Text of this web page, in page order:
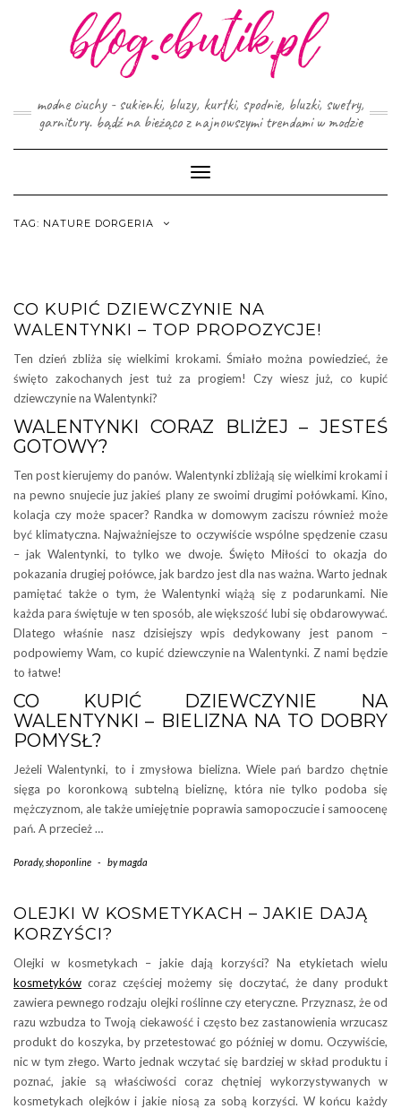
modne ciuchy - sukienki, bluzy, kurtki, spodnie, bluzki, swetry,
garnitury. bądź na bieżąco z najnowszymi trendami w modzie
Toggle
Navigation
TAG: NATURE DORGERIA
CO KUPIĆ DZIEWCZYNIE NA
WALENTYNKI – TOP PROPOZYCJE!
Ten dzień zbliża się wielkimi krokami. Śmiało można powiedzieć, że
święto zakochanych jest tuż za progiem! Czy wiesz już, co kupić
dziewczynie na Walentynki?
WALENTYNKI CORAZ BLIŻEJ – JESTEŚ
GOTOWY?
Ten post kierujemy do panów. Walentynki zbliżają się wielkimi krokami i
na pewno snujecie juz jakieś plany ze swoimi drugimi połówkami. Kino,
kolacja czy może spacer? Randka w domowym zaciszu również może
być klimatyczna. Najważniejsze to oczywiście wspólne spędzenie czasu
– jak Walentynki, to tylko we dwoje. Święto Miłości to okazja do
pokazania drugiej połówce, jak bardzo jest dla nas ważna. Warto jednak
pamiętać także o tym, że Walentynki wiążą się z podarunkami. Nie
każda para świętuje w ten sposób, ale większość lubi się obdarowywać.
Dlatego właśnie nasz dzisiejszy wpis dedykowany jest panom –
podpowiemy Wam, co kupić dziewczynie na Walentynki. Z nami będzie
to łatwe!
CO KUPIĆ DZIEWCZYNIE NA
WALENTYNKI – BIELIZNA NA TO DOBRY
POMYSŁ?
Jeżeli Walentynki, to i zmysłowa bielizna. Wiele pań bardzo chętnie
sięga po koronkową subtelną bieliznę, która nie tylko podoba się
mężczyznom, ale także umiejętnie poprawia samopoczucie i samoocenę
pań. A przecież …
Porady,shoponline - bymagda
OLEJKI W KOSMETYKACH – JAKIE DAJĄ
KORZYŚCI?
Olejki w kosmetykach – jakie dają korzyści? Na etykietach wielu
kosmetyków coraz częściej możemy się doczytać, że dany produkt
zawiera pewnego rodzaju olejki roślinne czy eteryczne. Przyznasz, że od
razu wzbudza to Twoją ciekawość i często bez zastanowienia wrzucasz
produkt do koszyka, by przetestować go później w domu. Oczywiście,
nic w tym złego. Warto jednak wczytać się bardziej w skład produktu i
poznać, jakie są właściwości coraz chętniej wykorzystywanych w
kosmetykach olejków i jakie niosą za sobą korzyści. W końcu każdy